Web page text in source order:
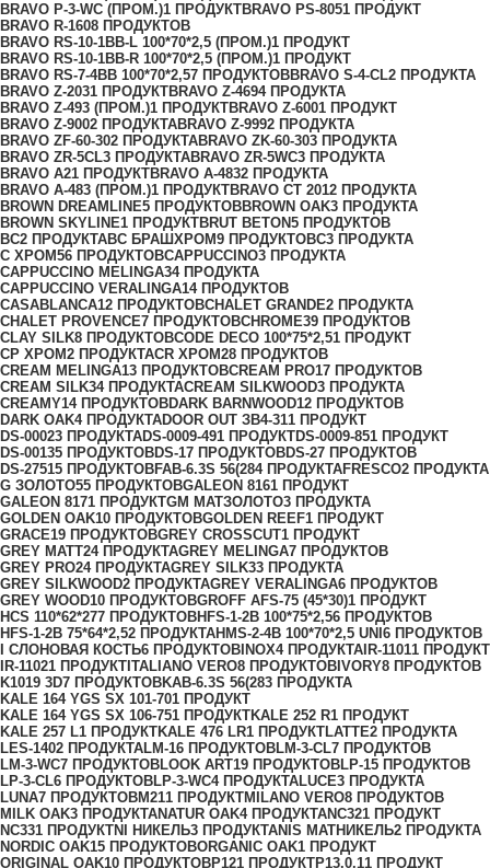
BRAVO P-3-WC (ПРОМ.)1 ПРОДУКТBRAVO PS-8051 ПРОДУКТ
BRAVO R-1608 ПРОДУКТОВ
BRAVO RS-10-1BB-L 100*70*2,5 (ПРОМ.)1 ПРОДУКТ
BRAVO RS-10-1BB-R 100*70*2,5 (ПРОМ.)1 ПРОДУКТ
BRAVO RS-7-4BB 100*70*2,57 ПРОДУКТОВBRAVO S-4-CL2 ПРОДУКТА
BRAVO Z-2031 ПРОДУКТBRAVO Z-4694 ПРОДУКТА
BRAVO Z-493 (ПРОМ.)1 ПРОДУКТBRAVO Z-6001 ПРОДУКТ
BRAVO Z-9002 ПРОДУКТАBRAVO Z-9992 ПРОДУКТА
BRAVO ZF-60-302 ПРОДУКТАBRAVO ZK-60-303 ПРОДУКТА
BRAVO ZR-5CL3 ПРОДУКТАBRAVO ZR-5WC3 ПРОДУКТА
BRAVO А21 ПРОДУКТBRAVO А-4832 ПРОДУКТА
BRAVO А-483 (ПРОМ.)1 ПРОДУКТBRAVO СТ 2012 ПРОДУКТА
BROWN DREAMLINE5 ПРОДУКТОВBROWN OAK3 ПРОДУКТА
BROWN SKYLINE1 ПРОДУКТBRUT BETON5 ПРОДУКТОВ
BС2 ПРОДУКТАBС БРАШХРОМ9 ПРОДУКТОВC3 ПРОДУКТА
C ХРОМ56 ПРОДУКТОВCAPPUCCINO3 ПРОДУКТА
CAPPUCCINO MELINGA34 ПРОДУКТА
CAPPUCCINO VERALINGA14 ПРОДУКТОВ
CASABLANCA12 ПРОДУКТОВCHALET GRANDE2 ПРОДУКТА
CHALET PROVENCE7 ПРОДУКТОВCHROME39 ПРОДУКТОВ
CLAY SILK8 ПРОДУКТОВCODE DECO 100*75*2,51 ПРОДУКТ
CP ХРОМ2 ПРОДУКТАCR ХРОМ28 ПРОДУКТОВ
CREAM MELINGA13 ПРОДУКТОВCREAM PRO17 ПРОДУКТОВ
CREAM SILK34 ПРОДУКТАCREAM SILKWOOD3 ПРОДУКТА
CREAMY14 ПРОДУКТОВDARK BARNWOOD12 ПРОДУКТОВ
DARK OAK4 ПРОДУКТАDOOR OUT ЗВ4-311 ПРОДУКТ
DS-00023 ПРОДУКТАDS-0009-491 ПРОДУКТDS-0009-851 ПРОДУКТ
DS-00135 ПРОДУКТОВDS-17 ПРОДУКТОВDS-27 ПРОДУКТОВ
DS-27515 ПРОДУКТОВFAB-6.3S 56(284 ПРОДУКТАFRESCO2 ПРОДУКТА
G ЗОЛОТО55 ПРОДУКТОВGALEON 8161 ПРОДУКТ
GALEON 8171 ПРОДУКТGM МАТЗОЛОТО3 ПРОДУКТА
GOLDEN OAK10 ПРОДУКТОВGOLDEN REEF1 ПРОДУКТ
GRACE19 ПРОДУКТОВGREY CROSSCUT1 ПРОДУКТ
GREY MATT24 ПРОДУКТАGREY MELINGA7 ПРОДУКТОВ
GREY PRO24 ПРОДУКТАGREY SILK33 ПРОДУКТА
GREY SILKWOOD2 ПРОДУКТАGREY VERALINGA6 ПРОДУКТОВ
GREY WOOD10 ПРОДУКТОВGROFF AFS-75 (45*30)1 ПРОДУКТ
HCS 110*62*277 ПРОДУКТОВHFS-1-2B 100*75*2,56 ПРОДУКТОВ
HFS-1-2B 75*64*2,52 ПРОДУКТАHMS-2-4B 100*70*2,5 UNI6 ПРОДУКТОВ
I СЛОНОВАЯ КОСТЬ6 ПРОДУКТОВINOX4 ПРОДУКТАIR-11011 ПРОДУКТ
IR-11021 ПРОДУКТITALIANO VERO8 ПРОДУКТОВIVORY8 ПРОДУКТОВ
K1019 3D7 ПРОДУКТОВKAB-6.3S 56(283 ПРОДУКТА
KALE 164 YGS SX 101-701 ПРОДУКТ
KALE 164 YGS SX 106-751 ПРОДУКТKALE 252 R1 ПРОДУКТ
KALE 257 L1 ПРОДУКТKALE 476 LR1 ПРОДУКТLATTE2 ПРОДУКТА
LES-1402 ПРОДУКТАLM-16 ПРОДУКТОВLM-3-CL7 ПРОДУКТОВ
LM-3-WC7 ПРОДУКТОВLOOK ART19 ПРОДУКТОВLP-15 ПРОДУКТОВ
LP-3-CL6 ПРОДУКТОВLP-3-WC4 ПРОДУКТАLUCE3 ПРОДУКТА
LUNA7 ПРОДУКТОВM211 ПРОДУКТMILANO VERO8 ПРОДУКТОВ
MILK OAK3 ПРОДУКТАNATUR OAK4 ПРОДУКТАNC321 ПРОДУКТ
NC331 ПРОДУКТNI НИКЕЛЬ3 ПРОДУКТАNIS МАТНИКЕЛЬ2 ПРОДУКТА
NORDIC OAK15 ПРОДУКТОВORGANIC OAK1 ПРОДУКТ
ORIGINAL OAK10 ПРОДУКТОВP121 ПРОДУКТP13.0.11 ПРОДУКТ